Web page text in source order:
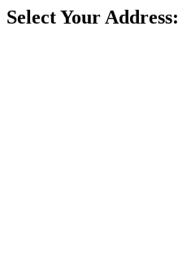
Select Your Address: